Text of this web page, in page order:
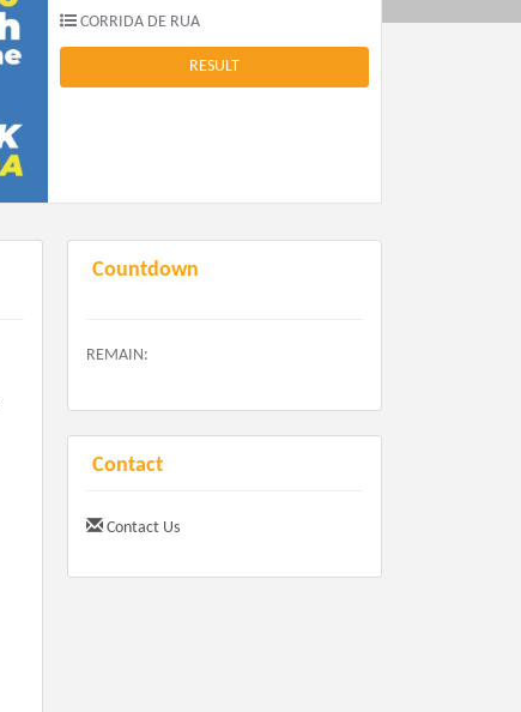
CORRIDA DE RUA
RESULT
Countdown
REMAIN:
Contact
Contact Us